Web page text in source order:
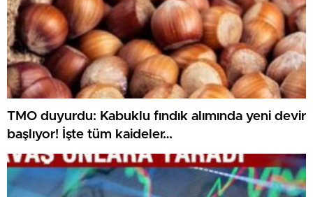
TMO duyurdu: Kabuklu fındık alımında yeni devir
başlıyor! İşte tüm kaideler…